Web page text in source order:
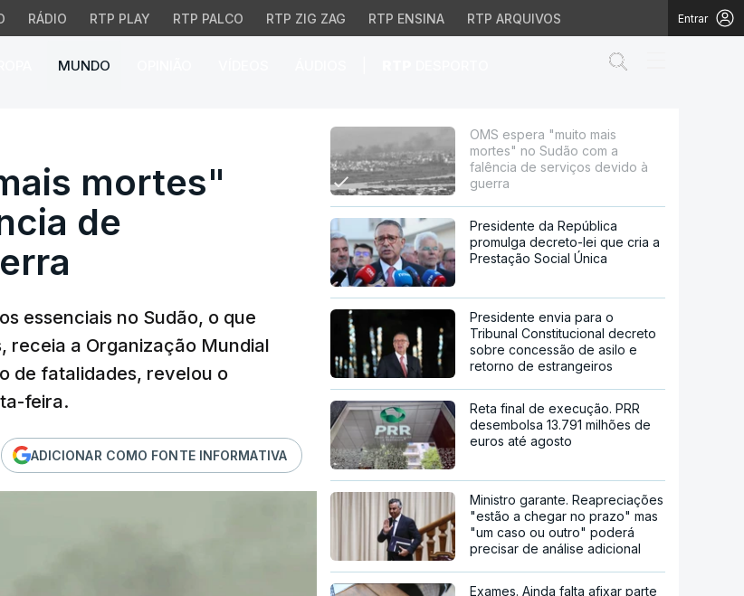
RÁDIO RTP PLAY RTP PALCO RTP ZIG ZAG RTP ENSINA RTP ARQUIVOS Entrar
MUNDO
mortes" no Sudão com a falência de
mortes"
de
essenciais no Sudão, o que
receia a Organização Mundial
de fatalidades, revelou o
feira.
ADICIONAR COMO FONTE INFORMATIVA
OMS espera "muito mais
mortes" no Sudão com a
falência de serviços devido à
guerra
Presidente da República
promulga decreto-lei que cria a
Prestação Social Única
Presidente envia para o
Tribunal Constitucional decreto
sobre concessão de asilo e
retorno de estrangeiros
Reta final de execução. PRR
desembolsa 13.791 milhões de
euros até agosto
Ministro garante. Reapreciações
"estão a chegar no prazo" mas
"um caso ou outro" poderá
precisar de análise adicional
Exames. Ainda falta afixar parte